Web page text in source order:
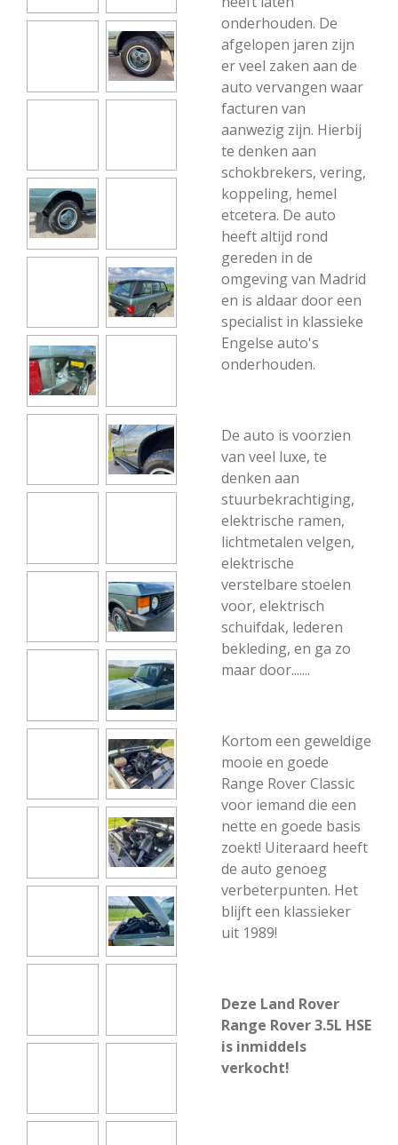
onderhouden. De
afgelopen jaren zijn
er veel zaken aan de
auto vervangen waar
facturen van
aanwezig zijn. Hierbij
te denken aan
schokbrekers, vering,
koppeling, hemel
etcetera. De auto
heeft altijd rond
gereden in de
omgeving van Madrid
en is aldaar door een
specialist in klassieke
Engelse auto's
onderhouden.
De auto is voorzien
van veel luxe, te
denken aan
stuurbekrachtiging,
elektrische ramen,
lichtmetalen velgen,
elektrische
verstelbare stoelen
voor, elektrisch
schuifdak, lederen
bekleding, en ga zo
maar door.......
Kortom een geweldige
mooie en goede
Range Rover Classic
voor iemand die een
nette en goede basis
zoekt! Uiteraard heeft
de auto genoeg
verbeterpunten. Het
blijft een klassieker
uit 1989!
Deze Land Rover
Range Rover 3.5L HSE
is inmiddels
verkocht!